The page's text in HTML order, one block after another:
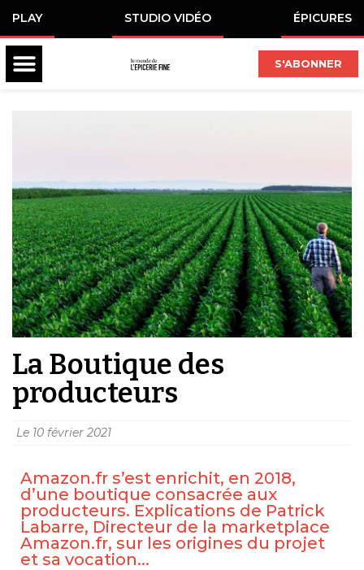
PLAY STUDIO VIDÉO ÉPICURES
S'ABONNER
La Boutique des
producteurs
Le 10 février 2021
Amazon.fr s’est enrichit, en 2018,
d’une boutique consacrée aux
producteurs. Explications de Patrick
Labarre, Directeur de la marketplace
Amazon.fr, sur les origines du projet
et sa vocation...